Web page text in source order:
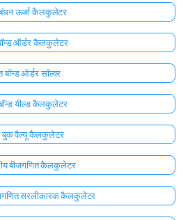
ऊर्जा कैलकुलेटर
ऑर्डर कैलकुलेटर
बॉन्ड ऑर्डर सॉल्वर
यील्ड कैलकुलेटर
बुक वैल्यू कैलकुलेटर
बीजगणित कैलकुलेटर
सरलीकारक कैलकुलेटर